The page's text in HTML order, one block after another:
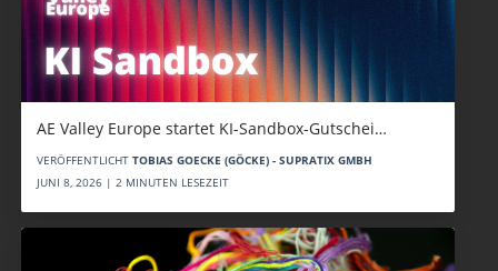
AE Valley Europe startet KI-Sandbox-Gutschei…
VERÖFFENTLICHT TOBIAS GOECKE (GÖCKE) - SUPRATIX GMBH
JUNI 8, 2026 | 2 MINUTEN LESEZEIT